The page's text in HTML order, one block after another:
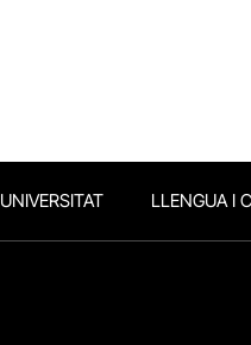
UNIVERSITAT LLENGUA I